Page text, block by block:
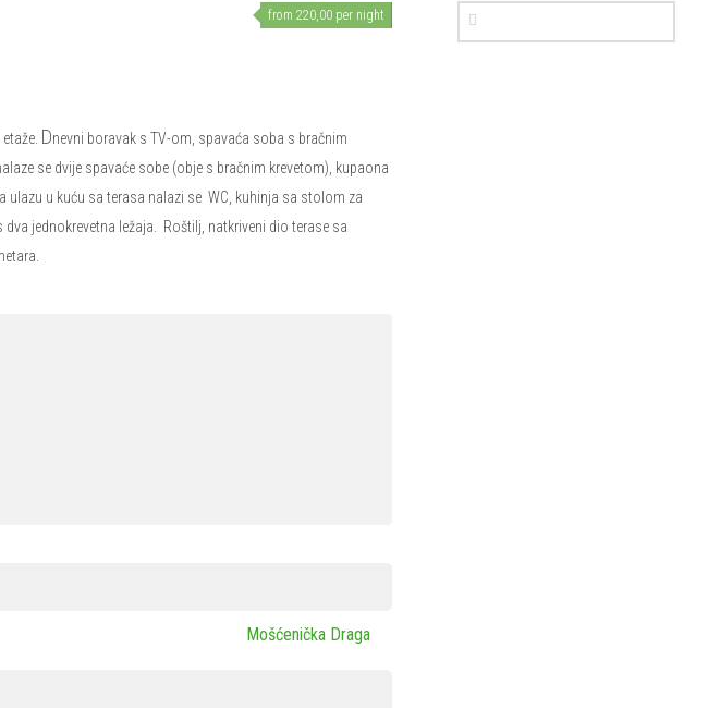
from 220,00 per night
Dnevni boravak s TV-om, spavaća soba s bračnim
se dvije spavaće sobe (obje s bračnim krevetom), kupaona
ulazu u kuću sa terasa nalazi se WC, kuhinja sa stolom za
jednokrevetna ležaja. Roštilj, natkriveni dio terase sa
Mošćenička Draga